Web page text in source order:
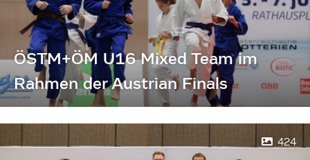
ÖSTM+ÖM U16 Mixed Team im
Rahmen der Austrian Finals
424